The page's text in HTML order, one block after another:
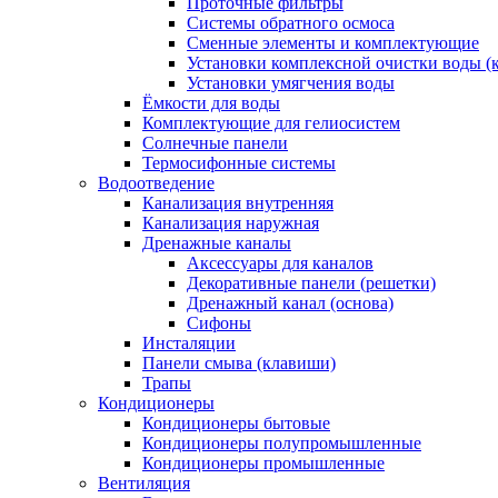
Системы обратного осмоса
Сменные элементы и комплектующие
Установки комплексной очистки воды
Установки умягчения воды
Ёмкости для воды
Комплектующие для гелиосистем
Солнечные панели
Термосифонные системы
Водоотведение
Канализация внутренняя
Канализация наружная
Дренажные каналы
Аксессуары для каналов
Декоративные панели (решетки)
Дренажный канал (основа)
Сифоны
Инсталяции
Панели смыва (клавиши)
Трапы
Кондиционеры
Кондиционеры бытовые
Кондиционеры полупромышленные
Кондиционеры промышленные
Вентиляция